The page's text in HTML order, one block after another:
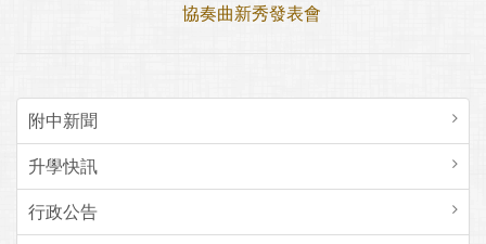
協奏曲新秀發表會
附中新聞
升學快訊
行政公告